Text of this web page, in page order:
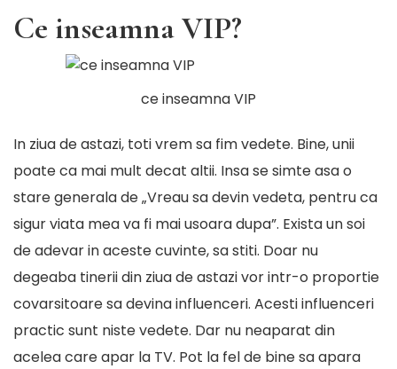
Ce inseamna VIP?
ce inseamna VIP
In ziua de astazi, toti vrem sa fim vedete. Bine, unii
poate ca mai mult decat altii. Insa se simte asa o
stare generala de „Vreau sa devin vedeta, pentru ca
sigur viata mea va fi mai usoara dupa”. Exista un soi
de adevar in aceste cuvinte, sa stiti. Doar nu
degeaba tinerii din ziua de astazi vor intr-o proportie
covarsitoare sa devina influenceri. Acesti influenceri
practic sunt niste vedete. Dar nu neaparat din
acelea care apar la TV. Pot la fel de bine sa apara